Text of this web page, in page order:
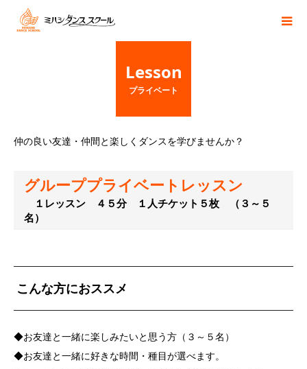
Lesson
プライベート
仲の良い友達・仲間と楽しくダンスを学びませんか？
グループプライベートレッスン
１レッスン ４５分 １人チケット５枚 （３～５
名）
こんな方におススメ
◆お友達と一緒に楽しみたいと思う方（３～５名）
◆お友達と一緒に好きな時間・種目が選べます。